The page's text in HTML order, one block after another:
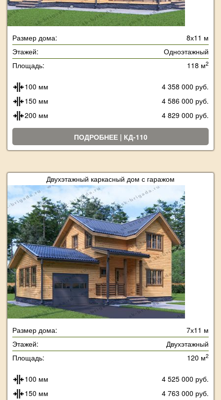
Размер дома:
8х11 м
Этажей:
Одноэтажный
Площадь:
118 м2
100 мм
4 358 000 руб.
150 мм
4 586 000 руб.
200 мм
4 829 000 руб.
ПОДРОБНЕЕ | КД-110
Двухэтажный каркасный дом с гаражом
Размер дома:
7х11 м
Этажей:
Двухэтажный
Площадь:
120 м2
100 мм
4 525 000 руб.
150 мм
4 763 000 руб.